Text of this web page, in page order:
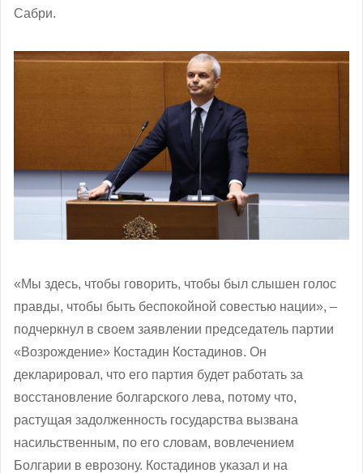
Сабри.
«Мы здесь, чтобы говорить, чтобы был слышен голос
правды, чтобы быть беспокойной совестью нации», –
подчеркнул в своем заявлении председатель партии
«Возрождение» Костадин Костадинов. Он
декларировал, что его партия будет работать за
восстановление болгарского лева, потому что,
растущая задолженность государства вызвана
насильственным, по его словам, вовлечением
Болгарии в еврозону. Костадинов указал и на